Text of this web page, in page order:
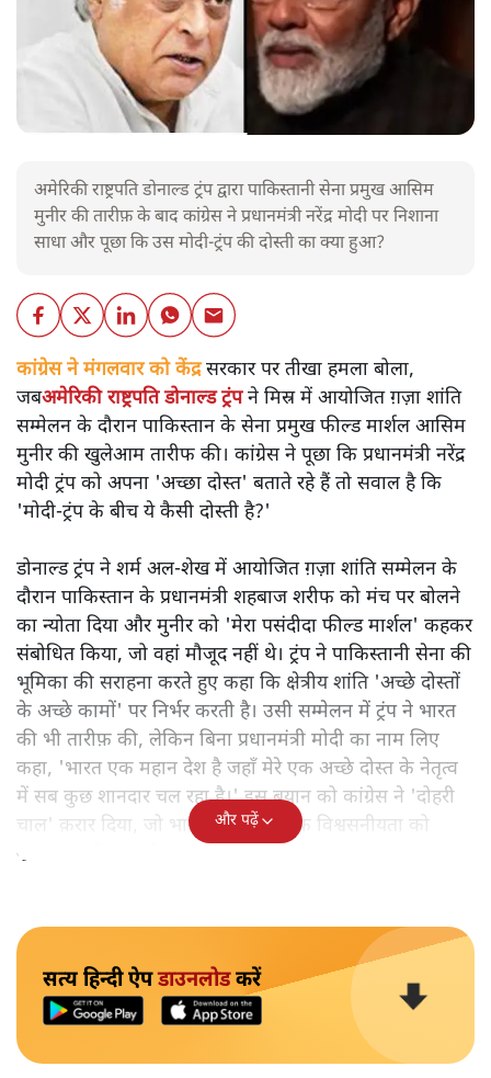
अमेरिकी राष्ट्रपति डोनाल्ड ट्रंप द्वारा पाकिस्तानी सेना प्रमुख आसिम
मुनीर की तारीफ़ के बाद कांग्रेस ने प्रधानमंत्री नरेंद्र मोदी पर निशाना
साधा और पूछा कि उस मोदी-ट्रंप की दोस्ती का क्या हुआ?
कांग्रेस ने मंगलवार को केंद्र सरकार पर तीखा हमला बोला, जब
अमेरिकी राष्ट्रपति डोनाल्ड ट्रंपने मिस्र में आयोजित ग़ज़ा शांति
सम्मेलन के दौरान पाकिस्तान के सेना प्रमुख फील्ड मार्शल आसिम
मुनीर की खुलेआम तारीफ की। कांग्रेस ने पूछा कि प्रधानमंत्री नरेंद्र
मोदी ट्रंप को अपना 'अच्छा दोस्त' बताते रहे हैं तो सवाल है कि
'मोदी-ट्रंप के बीच ये कैसी दोस्ती है?'
डोनाल्ड ट्रंप ने शर्म अल-शेख में आयोजित ग़ज़ा शांति सम्मेलन के
दौरान पाकिस्तान के प्रधानमंत्री शहबाज शरीफ को मंच पर बोलने
का न्योता दिया और मुनीर को 'मेरा पसंदीदा फील्ड मार्शल' कहकर
संबोधित किया, जो वहां मौजूद नहीं थे। ट्रंप ने पाकिस्तानी सेना की
भूमिका की सराहना करते हुए कहा कि क्षेत्रीय शांति 'अच्छे दोस्तों
के अच्छे कामों' पर निर्भर करती है। उसी सम्मेलन में ट्रंप ने भारत
की भी तारीफ़ की, लेकिन बिना प्रधानमंत्री मोदी का नाम लिए
कहा, 'भारत एक महान देश है जहाँ मेरे एक अच्छे दोस्त के नेतृत्व
में सब कुछ शानदार चल रहा है।' इस बयान को कांग्रेस ने 'दोहरी
चाल' क़रार दिया, जो भारत की कूटनीतिक विश्वसनीयता को
नुक़सान पहुँचा रहा है।
और पढ़ें
सत्य हिन्दी ऐपडाउनलोडकरें